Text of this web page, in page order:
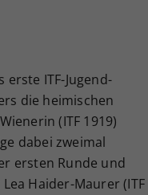
erste ITF-Jugend-
die heimischen
(ITF 1919)
dabei zweimal
ersten Runde und
Haider-Maurer (ITF